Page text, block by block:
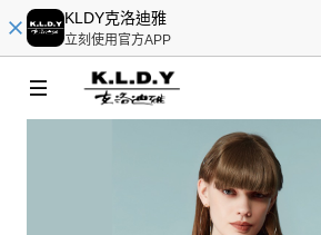
KLDY克洛迪雅
立刻使用官方APP